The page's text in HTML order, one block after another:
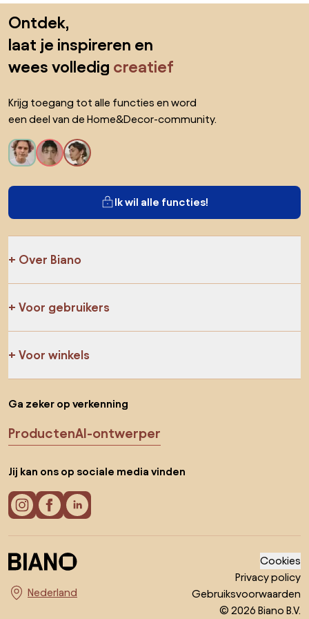
Ontdek,
laat je inspireren en
wees volledig creatief
Krijg toegang tot alle functies en word
een deel van de Home&Decor-community.
Ik wil alle functies!
Over Biano
Voor gebruikers
Voor winkels
Ga zeker op verkenning
ProductenAI-ontwerper
Jij kan ons op sociale media vinden
Kies land
Cookies
Privacy policy
Gebruiksvoorwaarden
© 2026 Biano B.V.